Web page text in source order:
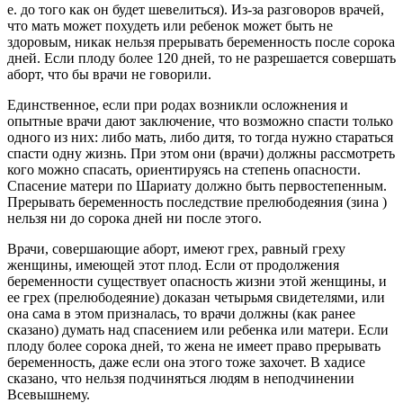
е. до того как он будет шевелиться). Из-за разговоров врачей,
что мать может похудеть или ребенок может быть не
здоровым, никак нельзя прерывать беременность после сорока
дней. Если плоду более 120 дней, то не разрешается совершать
аборт, что бы врачи не говорили.
Единственное, если при родах возникли осложнения и
опытные врачи дают заключение, что возможно спасти только
одного из них: либо мать, либо дитя, то тогда нужно стараться
спасти одну жизнь. При этом они (врачи) должны рассмотреть
кого можно спасать, ориентируясь на степень опасности.
Спасение матери по Шариату должно быть первостепенным.
Прерывать беременность последствие прелюбодеяния (зина )
нельзя ни до сорока дней ни после этого.
Врачи, совершающие аборт, имеют грех, равный греху
женщины, имеющей этот плод. Если от продолжения
беременности существует опасность жизни этой женщины, и
ее грех (прелюбодеяние) доказан четырьмя свидетелями, или
она сама в этом призналась, то врачи должны (как ранее
сказано) думать над спасением или ребенка или матери. Если
плоду более сорока дней, то жена не имеет право прерывать
беременность, даже если она этого тоже захочет. В хадисе
сказано, что нельзя подчиняться людям в неподчинении
Всевышнему.